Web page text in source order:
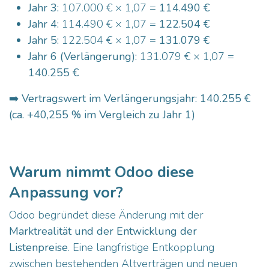
Jahr 3: 107.000 € × 1,07 = 114.490 €
Jahr 4: 114.490 € × 1,07 = 122.504 €
Jahr 5: 122.504 € × 1,07 = 131.079 €
Jahr 6 (Verlängerung): 131.079 € × 1,07 =
140.255 €
➡️ Vertragswert im Verlängerungsjahr: 140.255 €
(ca. +40,255 % im Vergleich zu Jahr 1)
Warum nimmt Odoo diese
Anpassung vor?
Odoo begründet diese Änderung mit der
Marktrealität und der Entwicklung der
Listenpreise. Eine langfristige Entkopplung
zwischen bestehenden Altverträgen und neuen